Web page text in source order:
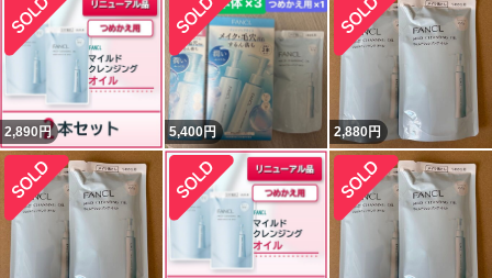
2,890 円 5,400円 2,880円